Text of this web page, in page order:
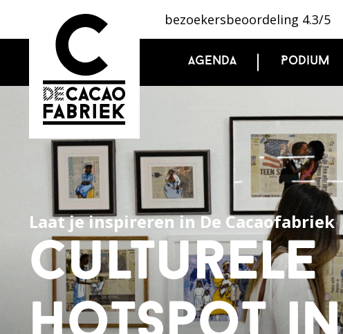
bezoekersbeoordeling 4.3/5
Agenda Podium
culturele
Laat je inspireren in De Cacaofabriek